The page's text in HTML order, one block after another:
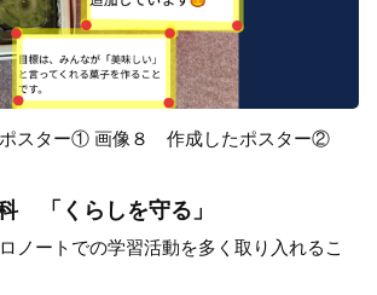
スター① 画像８ 作成したポスター②
「くらしを守る」
ノートでの学習活動を多く取り入れるこ